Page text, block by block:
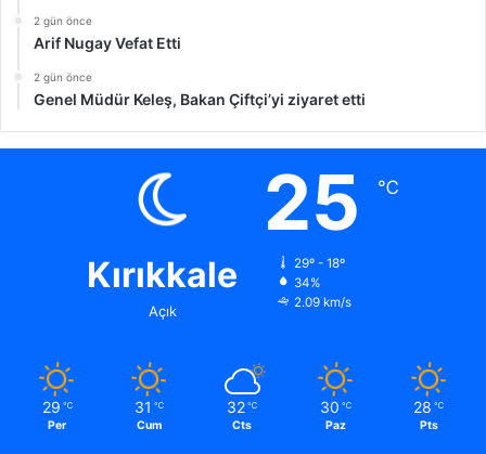
2 gün önce
Arif Nugay Vefat Etti
2 gün önce
Genel Müdür Keleş, Bakan Çiftçi’yi ziyaret etti
Kırıkkale
Açık
25 ℃
29º - 18º
34%
2.09 km/s
29 ℃
Per
31 ℃
Cum
32 ℃
Cts
30 ℃
Paz
28 ℃
Pts